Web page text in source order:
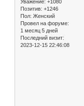
Уважение: +1080
Позитив: +1246
Пол: Женский
Провел на форуме:
1 месяц 5 дней
Последний визит:
2023-12-15 22:46:08